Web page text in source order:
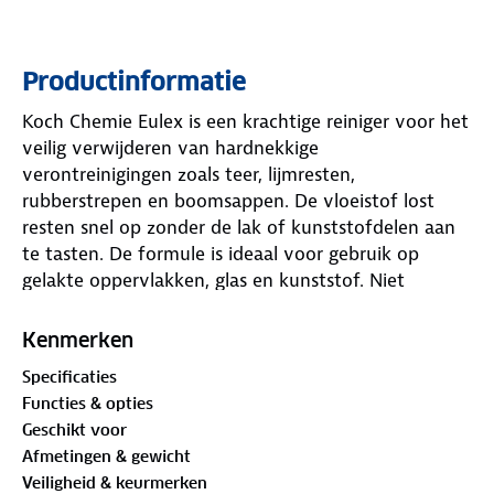
Productinformatie
Koch Chemie Eulex is een krachtige reiniger voor het
veilig verwijderen van hardnekkige
verontreinigingen zoals teer, lijmresten,
rubberstrepen en boomsappen. De vloeistof lost
resten snel op zonder de lak of kunststofdelen aan
te tasten. De formule is ideaal voor gebruik op
gelakte oppervlakken, glas en kunststof. Niet
zonlicht.
Kenmerken
Specificaties
Functies & opties
Geschikt voor
Afmetingen & gewicht
Veiligheid & keurmerken